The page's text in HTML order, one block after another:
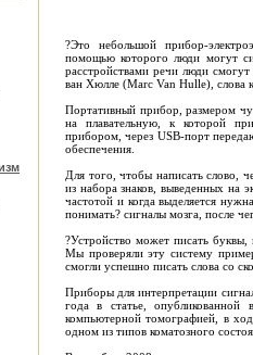
?Это небольшой прибор-
помощью которого люди могут
расстройствами речи люди
ван Хюлле (Marc Van Hulle), слова
Портативный прибор, размером
на плавательную, к которой
прибором, через USB-порт
обеспечения.
Для того, чтобы написать слово,
из набора знаков, выведенных на
частотой и когда выделяется
понимать? сигналы мозга, после
?Устройство может писать
Мы проверяли эту систему
смогли успешно писать слова со
Приборы для интерпретации
года в статье,
компьютерной томографией, в
одном из типов коматозного